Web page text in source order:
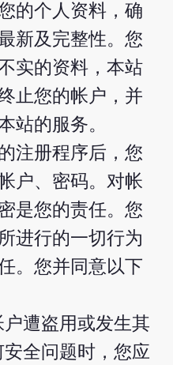
的个人资料，确
新及完整性。您
实的资料，本站
止您的帐户，并
站的服务。
注册程序后，您
户、密码。对帐
是您的责任。您
进行的一切行为
。您并同意以下
户遭盗用或发生其
安全问题时，您应